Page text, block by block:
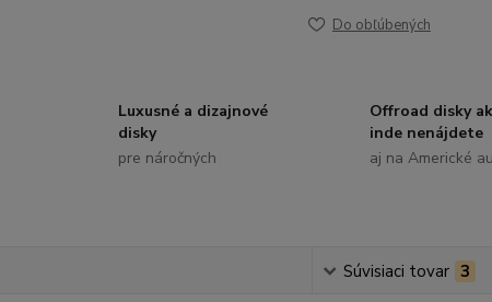
Do obľúbených
Luxusné a dizajnové
disky
pre náročných
Offroad disky
inde nenájdete
aj na Americké
Súvisiaci tovar 3